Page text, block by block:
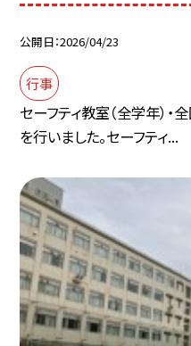
公開日 2026/04/23
行事
セーフティ教室（全学年）・
を行いました。セーフティ...